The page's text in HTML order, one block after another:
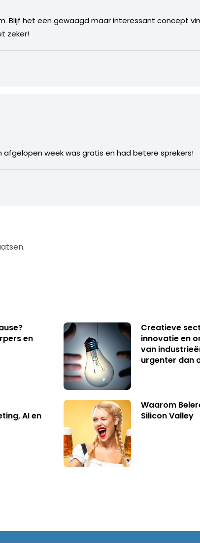
Blijf het een gewaagd maar interessant concept
zeker!
week was gratis en had betere sprekers!
en
Creatieve
innovatie en
van
urgenter dan
AI en
Waarom
Silicon Valley